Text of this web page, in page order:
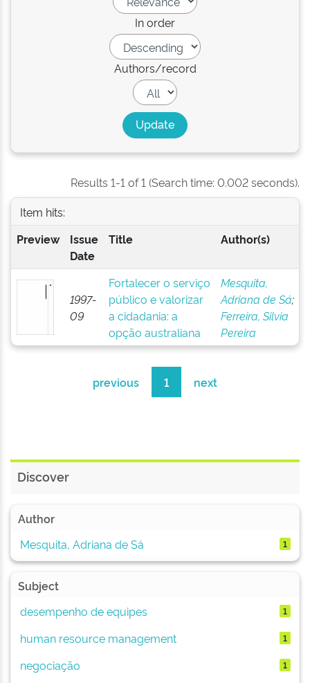
In order
Authors/record
Results 1-1 of 1 (Search time: 0.002 seconds).
Item hits:
Preview
Issue
Date
Title Author(s)
1997-
09
Fortalecer o serviço
público e valorizar
a cidadania: a
opção australiana
Mesquita,
Adriana de Sá;
Ferreira, Silvia
Pereira
previous 1 next
Discover
Author
Mesquita, Adriana de Sá
1
Subject
desempenho de equipes
1
human resource management 1
negociação 1